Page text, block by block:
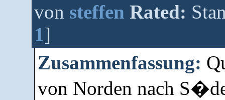
von steffen Rated:
1]
Zusammenfassung:
von Norden nach